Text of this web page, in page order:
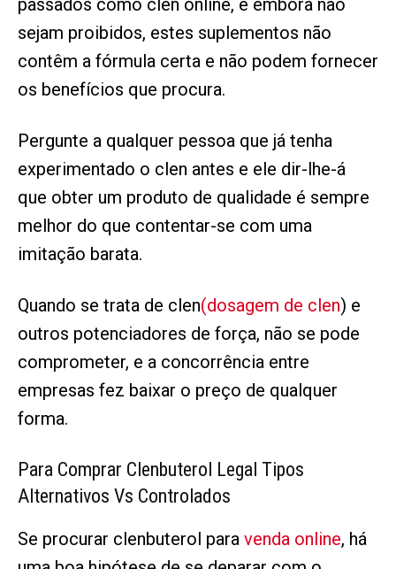
passados como clen online, e embora não
sejam proibidos, estes suplementos não
contêm a fórmula certa e não podem fornecer
os benefícios que procura.
Pergunte a qualquer pessoa que já tenha
experimentado o clen antes e ele dir-lhe-á
que obter um produto de qualidade é sempre
melhor do que contentar-se com uma
imitação barata.
Quando se trata de clen(dosagem de clen) e
outros potenciadores de força, não se pode
comprometer, e a concorrência entre
empresas fez baixar o preço de qualquer
forma.
Para Comprar Clenbuterol Legal Tipos
Alternativos Vs Controlados
Se procurar clenbuterol para venda online, há